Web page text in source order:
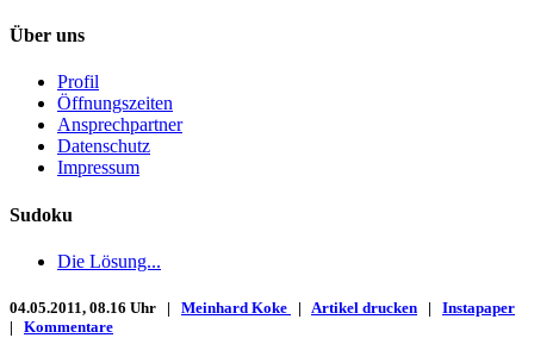
Über uns
Profil
Öffnungszeiten
Ansprechpartner
Datenschutz
Impressum
Sudoku
Die Lösung...
04.05.2011, 08.16 Uhr | Meinhard Koke | Artikel drucken | Instapaper
| Kommentare